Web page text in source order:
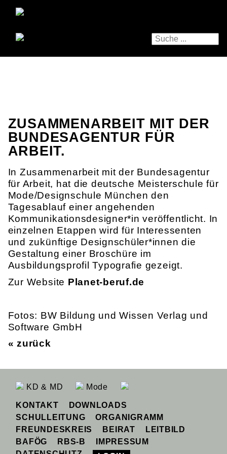
ZUSAMMENARBEIT MIT DER
BUNDESAGENTUR FÜR
ARBEIT.
In Zusammenarbeit mit der Bundesagentur
für Arbeit, hat die deutsche Meisterschule für
Mode/Designschule München den
Tagesablauf einer angehenden
Kommunikationsdesigner*in veröffentlicht. In
einzelnen Etappen wird für Interessenten
und zukünftige Designschüler*innen die
Gestaltung einer Broschüre im
Ausbildungsprofil Typografie gezeigt.
Zur Website Planet-beruf.de
Fotos: BW Bildung und Wissen Verlag und
Software GmbH
« zurück
KD & MD Mode
KONTAKT
DOWNLOADS
SCHULLEITUNG
ORGANIGRAMM
FREUNDESKREIS
BEIRAT
LEITBILD
BAFÖG
RBS-B
IMPRESSUM